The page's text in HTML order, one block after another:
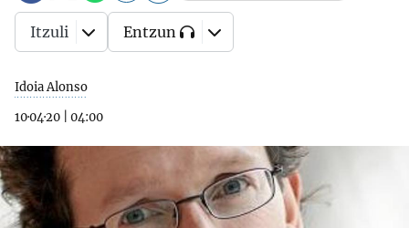
Idoia Alonso
10·04·20
04:00
Itzuli Entzun